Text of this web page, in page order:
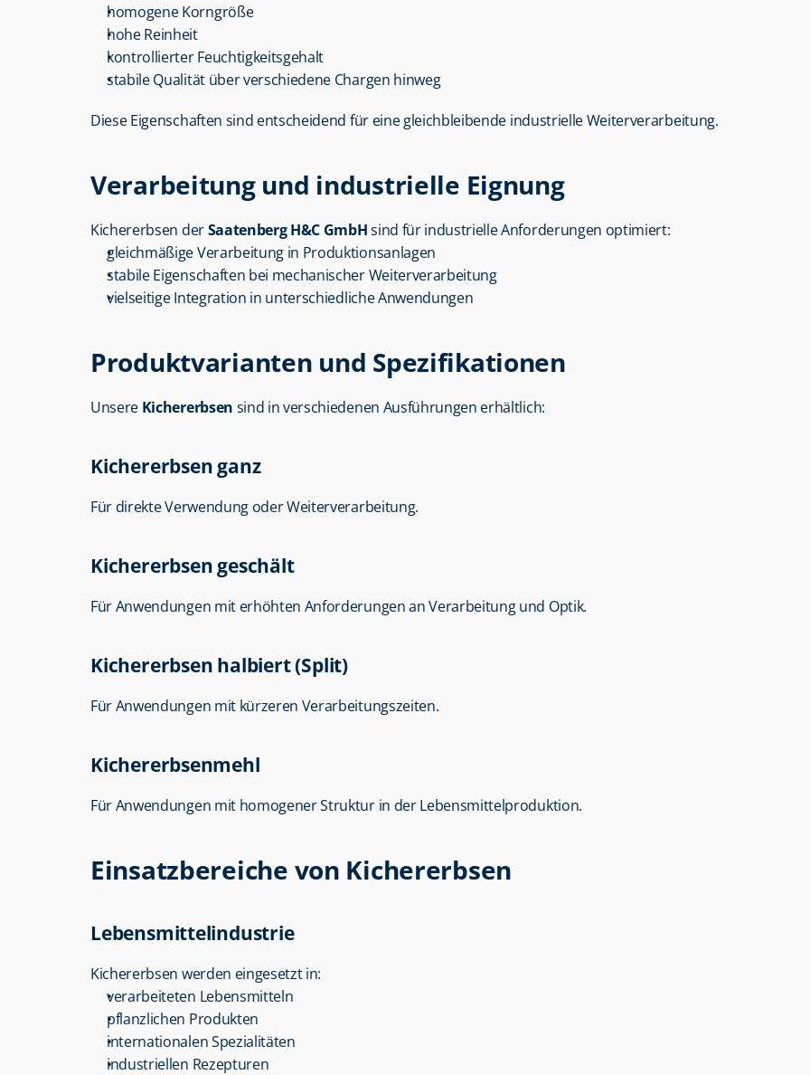
homogene Korngröße
hohe Reinheit
kontrollierter Feuchtigkeitsgehalt
stabile Qualität über verschiedene Chargen hinweg
Diese Eigenschaften sind entscheidend für eine gleichbleibende industrielle Weiterverarbeitung.
Verarbeitung und industrielle Eignung
Kichererbsen der Saatenberg H&C GmbH sind für industrielle Anforderungen optimiert:
gleichmäßige Verarbeitung in Produktionsanlagen
stabile Eigenschaften bei mechanischer Weiterverarbeitung
vielseitige Integration in unterschiedliche Anwendungen
Produktvarianten und Spezifikationen
Unsere Kichererbsen sind in verschiedenen Ausführungen erhältlich:
Kichererbsen ganz
Für direkte Verwendung oder Weiterverarbeitung.
Kichererbsen geschält
Für Anwendungen mit erhöhten Anforderungen an Verarbeitung und Optik.
Kichererbsen halbiert (Split)
Für Anwendungen mit kürzeren Verarbeitungszeiten.
Kichererbsenmehl
Für Anwendungen mit homogener Struktur in der Lebensmittelproduktion.
Einsatzbereiche von Kichererbsen
Lebensmittelindustrie
Kichererbsen werden eingesetzt in:
verarbeiteten Lebensmitteln
pflanzlichen Produkten
internationalen Spezialitäten
industriellen Rezepturen